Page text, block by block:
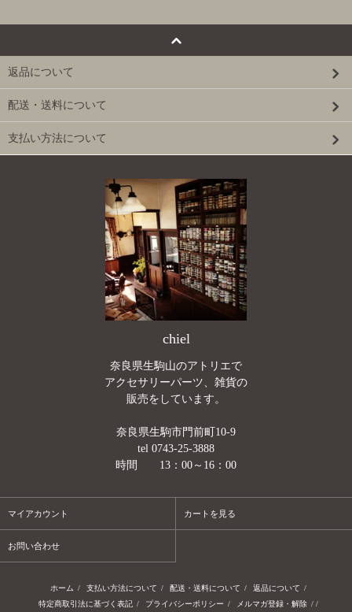
返品について
配送・送料について
支払い方法について
chiel
奈良県生駒山のアトリエで
アクセサリーパーツ、雑貨の
販売をしています。
奈良県生駒市門前町10-9
tel 0743-25-3888
時間 13：00～16：00
マイアカウント カートを見る
お問い合わせ
ホーム / 支払い方法について / 配送・送料について / 返品について /
特定商取引法に基づく表記 / プライバシーポリシー / メルマガ登録・解除 / /